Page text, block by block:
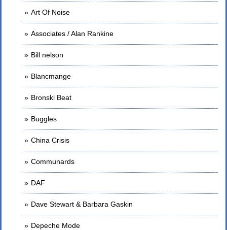
Art Of Noise
Associates / Alan Rankine
Bill nelson
Blancmange
Bronski Beat
Buggles
China Crisis
Communards
DAF
Dave Stewart & Barbara Gaskin
Depeche Mode